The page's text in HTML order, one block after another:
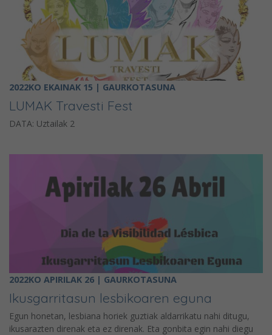
2022KO EKAINAK 15 | GAURKOTASUNA
LUMAK Travesti Fest
DATA: Uztailak 2
2022KO APIRILAK 26 | GAURKOTASUNA
Ikusgarritasun lesbikoaren eguna
Egun honetan, lesbiana horiek guztiak aldarrikatu nahi ditugu,
ikusarazten direnak eta ez direnak. Eta gonbita egin nahi diegu